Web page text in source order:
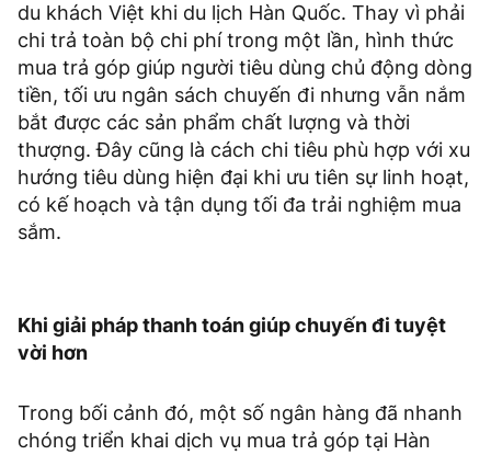
du khách Việt khi du lịch Hàn Quốc. Thay vì phải
chi trả toàn bộ chi phí trong một lần, hình thức
mua trả góp giúp người tiêu dùng chủ động dòng
tiền, tối ưu ngân sách chuyến đi nhưng vẫn nắm
bắt được các sản phẩm chất lượng và thời
thượng. Đây cũng là cách chi tiêu phù hợp với xu
hướng tiêu dùng hiện đại khi ưu tiên sự linh hoạt,
có kế hoạch và tận dụng tối đa trải nghiệm mua
sắm.
Khi giải pháp thanh toán giúp chuyến đi tuyệt
vời hơn
Trong bối cảnh đó, một số ngân hàng đã nhanh
chóng triển khai dịch vụ mua trả góp tại Hàn